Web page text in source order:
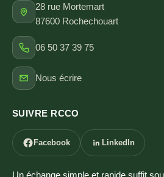
28 rue Mortemart
87600 Rochechouart
06 50 37 39 75
Nous écrire
SUIVRE RCCO
Facebook LinkedIn
Un échange simple et rapide suffit